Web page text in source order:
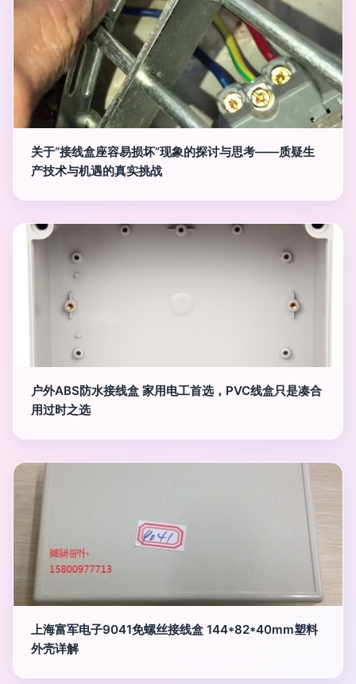
关于“接线盒座容易损坏”现象的探讨与思考——质疑生
产技术与机遇的真实挑战
户外ABS防水接线盒 家用电工首选，PVC线盒只是凑合
用过时之选
上海富军电子9041免螺丝接线盒 144*82*40mm塑料
外壳详解